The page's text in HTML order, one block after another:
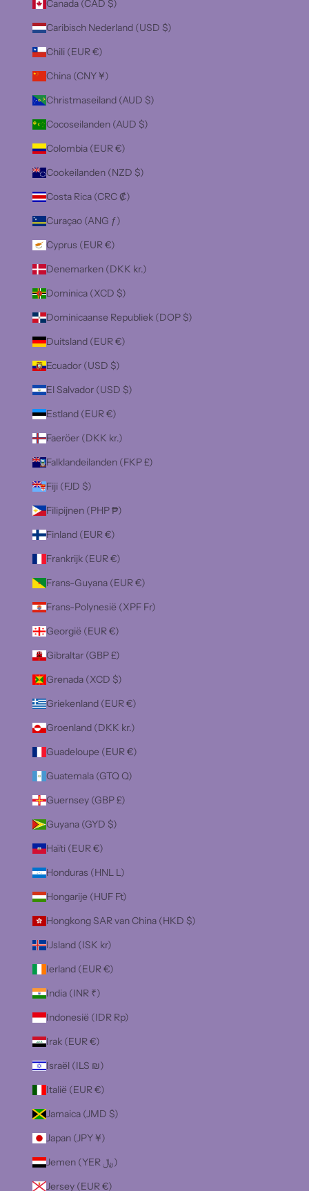
Canada (CAD $)
Caribisch Nederland (USD $)
Chili (EUR €)
China (CNY ¥)
Christmaseiland (AUD $)
Cocoseilanden (AUD $)
Colombia (EUR €)
Cookeilanden (NZD $)
Costa Rica (CRC ₡)
Curaçao (ANG ƒ)
Cyprus (EUR €)
Denemarken (DKK kr.)
Dominica (XCD $)
Dominicaanse Republiek (DOP $)
Duitsland (EUR €)
Ecuador (USD $)
El Salvador (USD $)
Estland (EUR €)
Faeröer (DKK kr.)
Falklandeilanden (FKP £)
Fiji (FJD $)
Filipijnen (PHP ₱)
Finland (EUR €)
Frankrijk (EUR €)
Frans-Guyana (EUR €)
Frans-Polynesië (XPF Fr)
Georgië (EUR €)
Gibraltar (GBP £)
Grenada (XCD $)
Griekenland (EUR €)
Groenland (DKK kr.)
Guadeloupe (EUR €)
Guatemala (GTQ Q)
Guernsey (GBP £)
Guyana (GYD $)
Haïti (EUR €)
Honduras (HNL L)
Hongarije (HUF Ft)
Hongkong SAR van China (HKD $)
IJsland (ISK kr)
Ierland (EUR €)
India (INR ₹)
Indonesië (IDR Rp)
Irak (EUR €)
Israël (ILS ₪)
Italië (EUR €)
Jamaica (JMD $)
Japan (JPY ¥)
Jemen (YER ﷼)
Jersey (EUR €)